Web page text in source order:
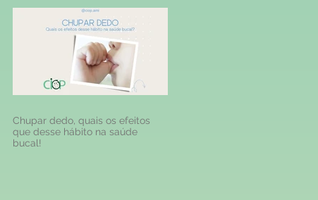
Chupar dedo, quais os efeitos
que desse hábito na saúde
bucal!